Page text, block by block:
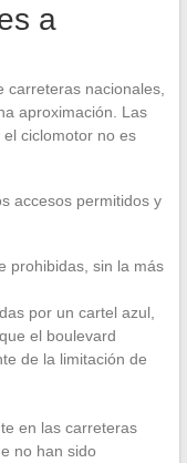
a
carreteras nacionales,
aproximación. Las
ciclomotor no es
accesos permitidos y
prohibidas, sin la más
por un cartel azul,
el boulevard
de la limitación de
en las carreteras
no han sido